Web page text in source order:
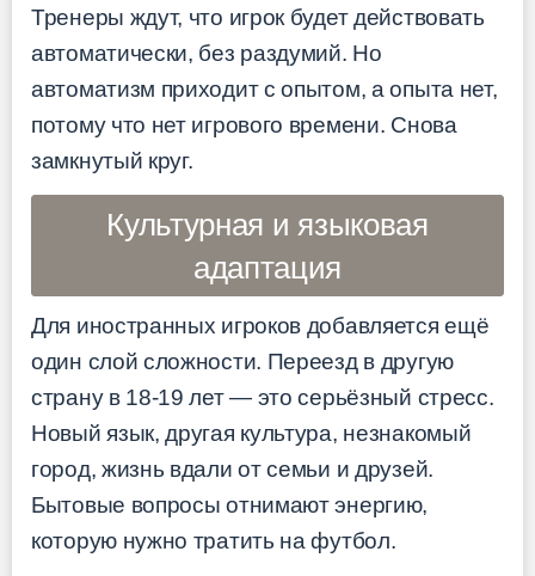
Тренеры ждут, что игрок будет действовать
автоматически, без раздумий. Но
автоматизм приходит с опытом, а опыта нет,
потому что нет игрового времени. Снова
замкнутый круг.
Культурная и языковая
адаптация
Для иностранных игроков добавляется ещё
один слой сложности. Переезд в другую
страну в 18-19 лет — это серьёзный стресс.
Новый язык, другая культура, незнакомый
город, жизнь вдали от семьи и друзей.
Бытовые вопросы отнимают энергию,
которую нужно тратить на футбол.